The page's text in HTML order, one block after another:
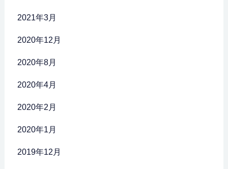
2021年3月
2020年12月
2020年8月
2020年4月
2020年2月
2020年1月
2019年12月